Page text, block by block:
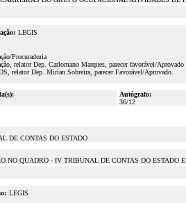
LEGIS
Procuradoria
relator Dep. Carlomano Marques, parecer favorável/Aprovado
relator Dep. Mirian Sobreira, parecer Favorável/Aprovado.
Autógrafo:
36/12
DE CONTAS DO ESTADO
NO QUADRO - IV TRIBUNAL DE CONTAS DO ESTADO
LEGIS